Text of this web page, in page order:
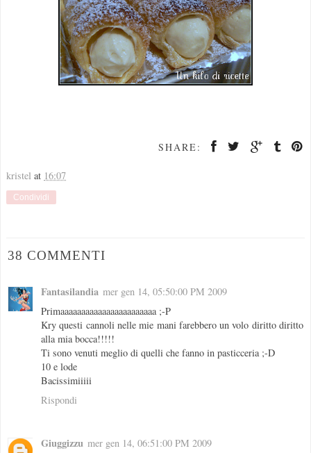
SHARE:
kristel at 16:07
Condividi
38 COMMENTI
Fantasilandia mer gen 14, 05:50:00 PM 2009
Primaaaaaaaaaaaaaaaaaaaaaaa ;-P
Kry questi cannoli nelle mie mani farebbero un volo diritto diritto
alla mia bocca!!!!!
Ti sono venuti meglio di quelli che fanno in pasticceria ;-D
10 e lode
Bacissimiiiii
Rispondi
Giuggizzu mer gen 14, 06:51:00 PM 2009